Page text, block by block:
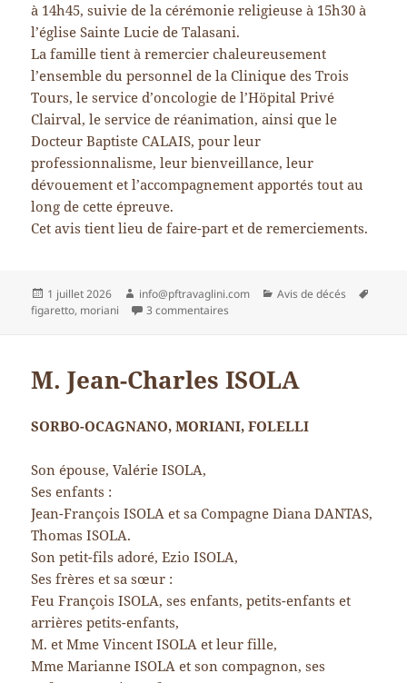
à 14h45, suivie de la cérémonie religieuse à 15h30 à
l’église Sainte Lucie de Talasani.
La famille tient à remercier chaleureusement
l’ensemble du personnel de la Clinique des Trois
Tours, le service d’oncologie de l’Höpital Privé
Clairval, le service de réanimation, ainsi que le
Docteur Baptiste CALAIS, pour leur
professionnalisme, leur bienveillance, leur
dévouement et l’accompagnement apportés tout au
long de cette épreuve.
Cet avis tient lieu de faire-part et de remerciements.
Publié
le
1 juillet 2026 Auteur
info@pftravaglini.com Catégories
Avis de décés
figaretto, moriani 3 commentaires
M. Jean-Charles ISOLA
SORBO-OCAGNANO, MORIANI, FOLELLI
Son épouse, Valérie ISOLA,
Ses enfants :
Jean-François ISOLA et sa Compagne Diana DANTAS,
Thomas ISOLA.
Son petit-fils adoré, Ezio ISOLA,
Ses frères et sa sœur :
Feu François ISOLA, ses enfants, petits-enfants et
arrières petits-enfants,
M. et Mme Vincent ISOLA et leur fille,
Mme Marianne ISOLA et son compagnon, ses